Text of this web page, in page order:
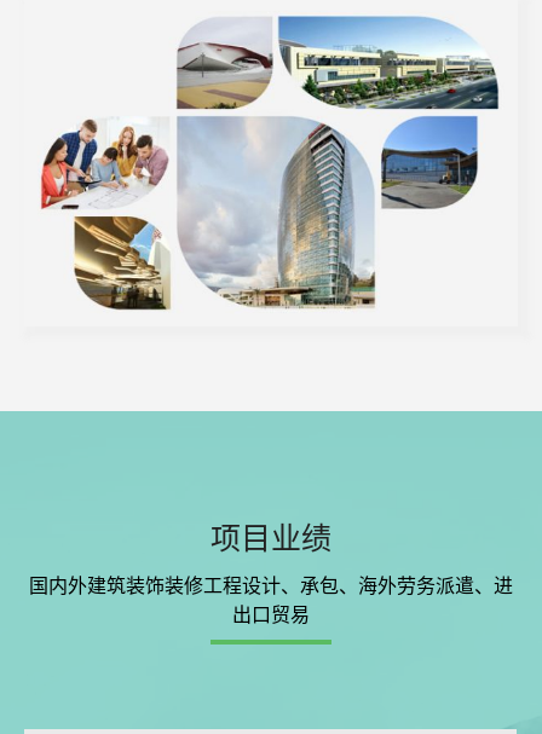
项目业绩
国内外建筑装饰装修工程设计、承包、海外劳务派遣、进
出口贸易